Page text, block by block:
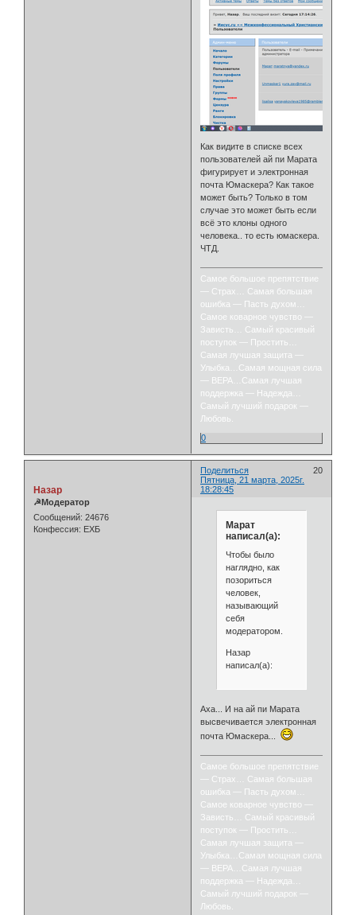
Как видите в списке всех
пользователей ай пи Марата
фигурирует и электронная
почта Юмаскера? Как такое
может быть? Только в том
случае это может быть если
всё это клоны одного
человека.. то есть юмаскера.
ЧТД.
Самое большое препятствие
— Страх… Самая большая
ошибка — Пасть духом…
Самое коварное чувство —
Зависть… Самый красивый
поступок — Простить…
Самая лучшая защита —
Улыбка…Самая мощная сила
— ВЕРА…Самая лучшая
поддержка — Надежда…
Самый лучший подарок —
Любовь.
0
Поделиться
20
Пятница, 21 марта, 2025г.
18:28:45
Назар
☭Модератор
Сообщений: 24676
Конфессия: ЕХБ
Марат
написал(а):
Чтобы было
наглядно, как
позориться
человек,
называющий
себя
модератором.
Назар
написал(а):
Аха... И на ай пи Марата
высвечивается электронная
почта Юмаскера...
Самое большое препятствие
— Страх… Самая большая
ошибка — Пасть духом…
Самое коварное чувство —
Зависть… Самый красивый
поступок — Простить…
Самая лучшая защита —
Улыбка…Самая мощная сила
— ВЕРА…Самая лучшая
поддержка — Надежда…
Самый лучший подарок —
Любовь.